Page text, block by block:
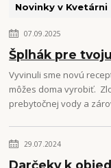
Novinky v Kvetárni
07.09.2025
Šplhák pre
Vyvinuli sme novú
môžes doma vyrobiť.
prebytočnej vody a
29.07.2024
Darčeky k